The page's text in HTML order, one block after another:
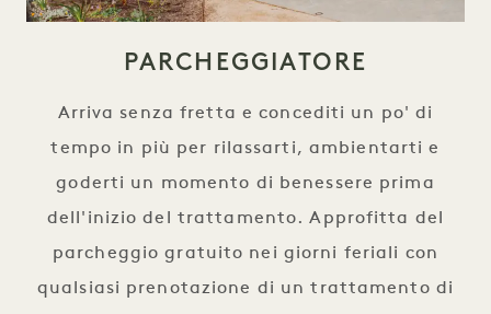
PARCHEGGIATORE
Arriva senza fretta e concediti un po' di
tempo in più per rilassarti, ambientarti e
goderti un momento di benessere prima
dell'inizio del trattamento. Approfitta del
parcheggio gratuito nei giorni feriali con
qualsiasi prenotazione di un trattamento di